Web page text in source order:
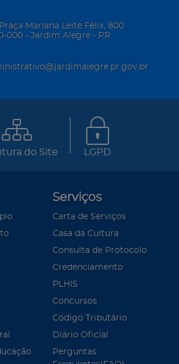
Mariana Leite Félix, 800
000 - Jardim Alegre - PR
do Site LGPD
Serviços
Carta de Serviços
Casa da Cultura
Consulta de Protocolo
Credenciamento
PLHIS
Concursos
Código Tributário
Diário Oficial
Perguntas